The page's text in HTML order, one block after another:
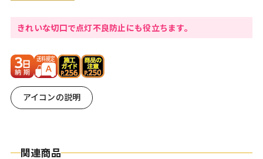
きれいな切口で点灯不良防止にも役立ちます。
アイコンの説明
関連商品